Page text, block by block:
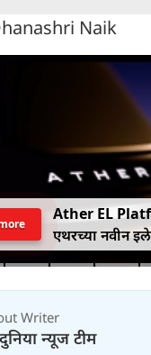
Naik
Ather EL
एथरच्या नवीन
जाहीर, जाणून
Writer
न्यूज टीम